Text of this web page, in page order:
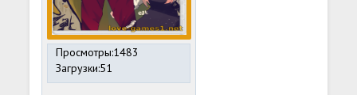
Просмотры:1483
Загрузки:51